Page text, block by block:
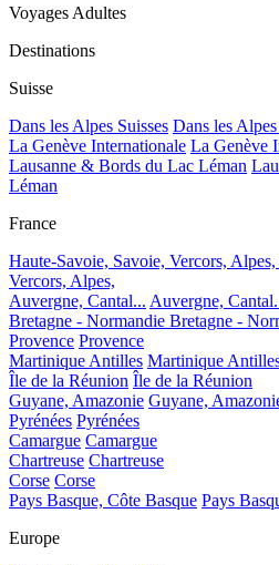
Voyages Adultes
Destinations
Suisse
Dans les Alpes Suisses Dans les Alpes
La Genève Internationale La Genève
Lausanne & Bords du Lac Léman
Léman
France
Haute-Savoie, Savoie, Vercors, Alpes,
Vercors, Alpes,
Auvergne, Cantal... Auvergne,
Bretagne - Normandie Bretagne -
Provence Provence
Martinique Antilles Martinique
Île de la Réunion Île de la Réunion
Guyane, Amazonie Guyane,
Pyrénées Pyrénées
Camargue Camargue
Chartreuse Chartreuse
Corse Corse
Pays Basque, Côte Basque Pays
Europe